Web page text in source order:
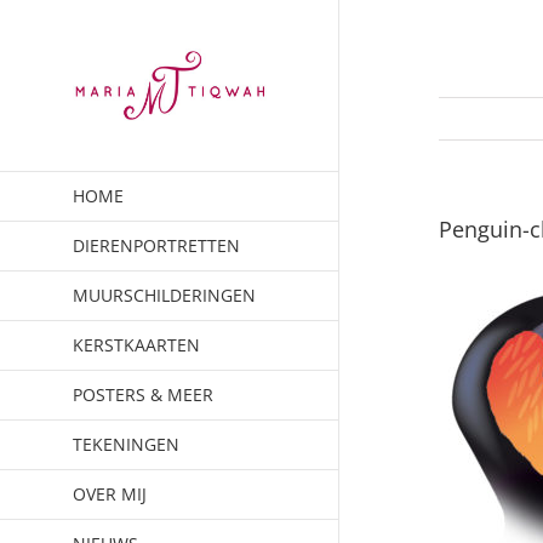
HOME
DIERENPORTRETTEN
MUURSCHILDERINGEN
KERSTKAARTEN
POSTERS & MEER
TEKENINGEN
OVER MIJ
Penguin-